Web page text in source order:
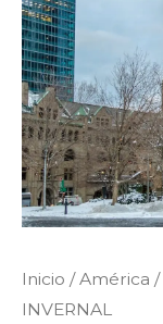
Inicio /América /
INVERNAL